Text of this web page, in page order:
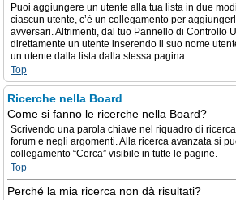
Puoi aggiungere un utente alla tua lista in due
ciascun utente, c’è un collegamento per
avversari. Altrimenti, dal tuo Pannello di Controllo
direttamente un utente inserendo il suo nome
un utente dalla lista dalla stessa pagina.
Top
Ricerche nella Board
Come si fanno le ricerche nella Board?
Scrivendo una parola chiave nel riquadro di
forum e negli argomenti. Alla ricerca avanzata si
collegamento “Cerca” visibile in tutte le pagine.
Top
Perché la mia ricerca non dà risultati?